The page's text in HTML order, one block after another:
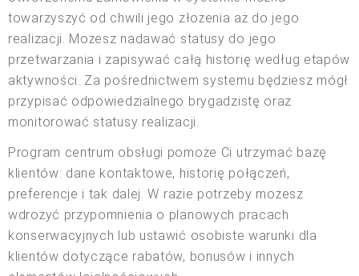
towarzyszyć od chwili jego złożenia aż do jego
realizacji. Możesz nadawać statusy do jego
przetwarzania i zapisywać całą historię według etapów
aktywności. Za pośrednictwem systemu będziesz mógł
przypisać odpowiedzialnego brygadzistę oraz
monitorować statusy realizacji.
Program centrum obsługi pomoże Ci utrzymać bazę
klientów: dane kontaktowe, historię połączeń,
preferencje i tak dalej. W razie potrzeby możesz
wdrożyć przypomnienia o planowych pracach
konserwacyjnych lub ustawić osobiste warunki dla
klientów dotyczące rabatów, bonusów i innych